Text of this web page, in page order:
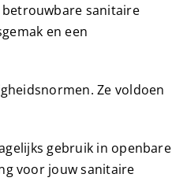
betrouwbare sanitaire
en een
Ze voldoen
gebruik in openbare
voor jouw sanitaire